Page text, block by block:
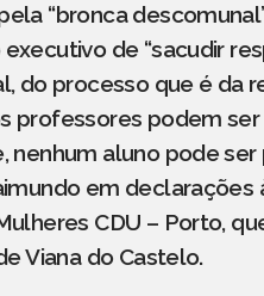
“bronca
de “sacudir
do processo que é da
professores podem
nenhum aluno pode
em declarações
CDU – Porto,
Viana do Castelo.